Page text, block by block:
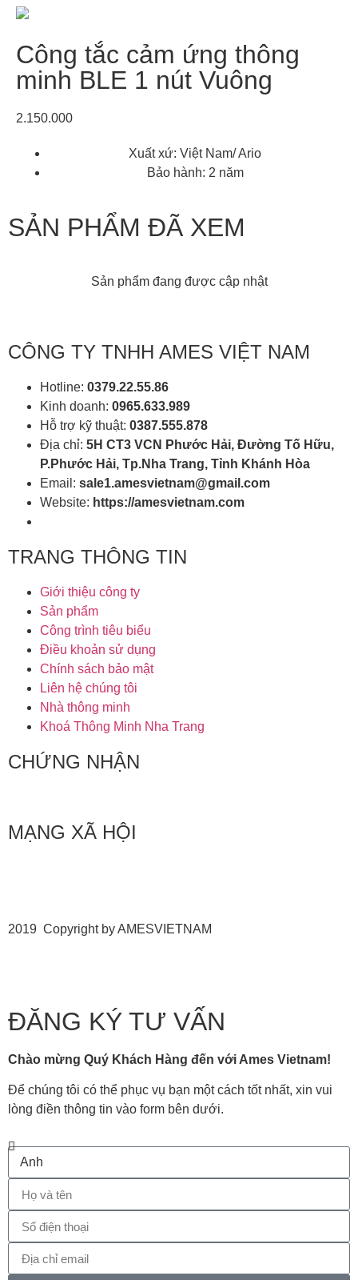
Công tắc cảm ứng thông
minh BLE 1 nút Vuông
2.150.000
Xuất xứ: Việt Nam/ Ario
Bảo hành: 2 năm
SẢN PHẨM ĐÃ XEM
Sản phẩm đang được cập nhật
CÔNG TY TNHH AMES VIỆT NAM
Hotline: 0379.22.55.86
Kinh doanh: 0965.633.989
Hỗ trợ kỹ thuật: 0387.555.878
Địa chỉ: 5H CT3 VCN Phước Hải, Đường Tố Hữu,
P.Phước Hải, Tp.Nha Trang, Tỉnh Khánh Hòa
Email: sale1.amesvietnam@gmail.com
Website: https://amesvietnam.com
TRANG THÔNG TIN
Giới thiệu công ty
Sản phẩm
Công trình tiêu biểu
Điều khoản sử dụng
Chính sách bảo mật
Liên hệ chúng tôi
Nhà thông minh
Khoá Thông Minh Nha Trang
CHỨNG NHẬN
MẠNG XÃ HỘI
2019 Copyright by AMESVIETNAM
ĐĂNG KÝ TƯ VẤN
Chào mừng Quý Khách Hàng đến với Ames Vietnam!
Để chúng tôi có thể phục vụ bạn một cách tốt nhất, xin vui
lòng điền thông tin vào form bên dưới.